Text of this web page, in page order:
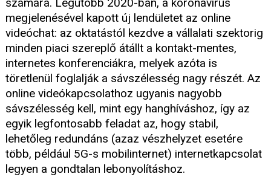
megjelenésével kapott új lendületet az online
videóchat: az oktatástól kezdve a vállalati szektorig
minden piaci szereplő átállt a kontakt-mentes,
internetes konferenciákra, melyek azóta is
töretlenül foglalják a sávszélesség nagy részét. Az
online videókapcsolathoz ugyanis nagyobb
sávszélesség kell, mint egy hanghíváshoz, így az
egyik legfontosabb feladat az, hogy stabil,
lehetőleg redundáns (azaz vészhelyzet esetére
több, például 5G-s mobilinternet) internetkapcsolat
legyen a gondtalan lebonyolításhoz.